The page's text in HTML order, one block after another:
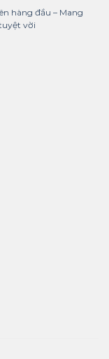
hàng đầu – Mang
vời